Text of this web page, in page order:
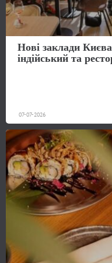
Нові заклади
індійський та
07-07-2026